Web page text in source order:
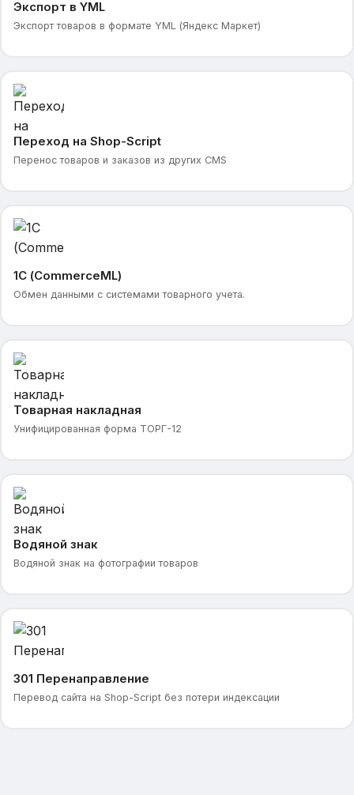
Экспорт в YML
Экспорт товаров в формате YML (Яндекс Маркет)
Переход на Shop-Script
Перенос товаров и заказов из других CMS
1С (CommerceML)
Обмен данными с системами товарного учета.
Товарная накладная
Унифицированная форма ТОРГ-12
Водяной знак
Водяной знак на фотографии товаров
301 Перенаправление
Перевод сайта на Shop-Script без потери индексации